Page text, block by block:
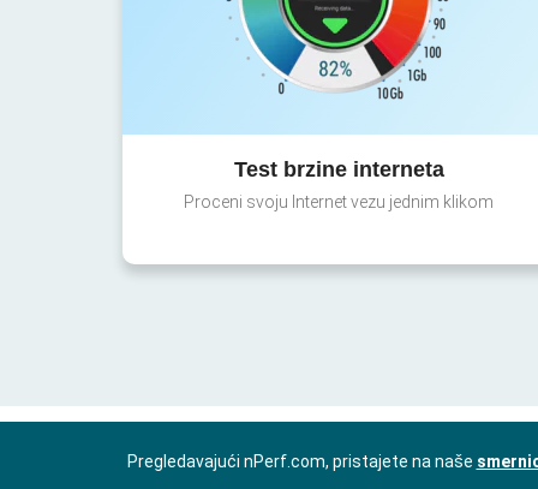
Test brzine interneta
Proceni svoju Internet vezu jednim klikom
Pregledavajući nPerf.com, pristajete na naše